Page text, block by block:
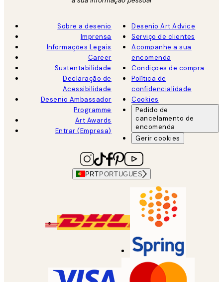
Sobre a desenio
Imprensa
Informações Legais
Career
Sustentabilidade
Declaração de
Acessibilidade
Desenio Ambassador
Programme
Art Awards
Entrar (Empresa)
Desenio Art Advice
Serviço de clientes
Acompanhe a sua
encomenda
Condições de compra
Política de
confidencialidade
Cookies
Pedido de
cancelamento de
encomenda
Gerir cookies
PRTPORTUGUES